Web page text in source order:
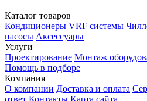
Каталог товаров
Кондиционеры VRF системы
насосы Аксессуары
Услуги
Проектирование Монтаж
Помощь в подборе
Компания
О компании Доставка и оплата
ответ Контакты Карта сайта